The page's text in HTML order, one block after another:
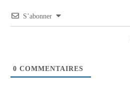
S’abonner
0 COMMENTAIRES